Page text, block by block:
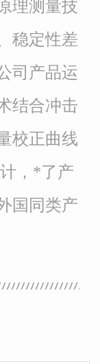
理测量技
稳定性差
司产品运
结合冲击
校正曲线
，*了产
国同类产